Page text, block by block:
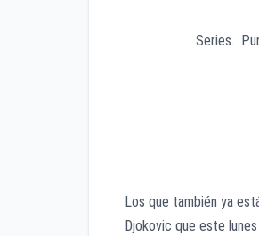
Series.
Los que también ya
Djokovic que este